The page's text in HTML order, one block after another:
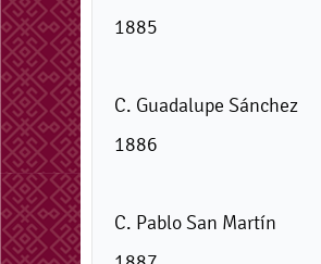
1885
C. Guadalupe Sánchez
1886
C. Pablo San Martín